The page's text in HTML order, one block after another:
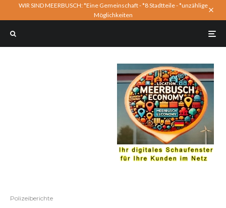
WIR SIND MEERBUSCH: *Eine Gemeinschaft - *8 Stadtteile - *unzählige
Möglichkeiten
Polizeiberichte